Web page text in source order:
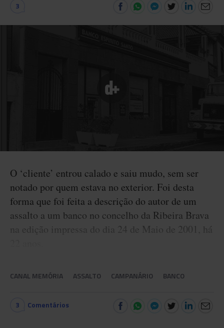
3
O ‘cliente’ entrou calado e saiu mudo, sem ser
notado por quem estava no exterior. Foi desta
forma que foi feita a descrição do autor de um
assalto a um banco no concelho da Ribeira Brava
na edição impressa do dia 24 de Maio de 2001, há
CANAL MEMÓRIA ASSALTO CAMPANÁRIO BANCO
3 Comentários